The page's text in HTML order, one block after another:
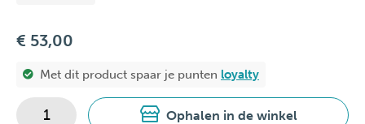
€ 53,00
Met dit product spaar je punten loyalty
Ophalen in de winkel